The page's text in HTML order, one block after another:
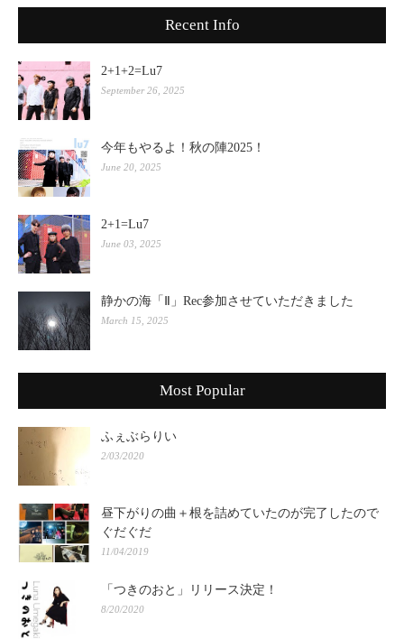
Recent Info
2+1+2=Lu7
September 26, 2025
今年もやるよ！秋の陣2025！
June 20, 2025
2+1=Lu7
June 03, 2025
静かの海「Ⅱ」Rec参加させていただきました
March 15, 2025
Most Popular
ふぇぶらりい
2/03/2020
昼下がりの曲＋根を詰めていたのが完了したので
ぐだぐだ
11/04/2019
「つきのおと」リリース決定！
8/20/2020